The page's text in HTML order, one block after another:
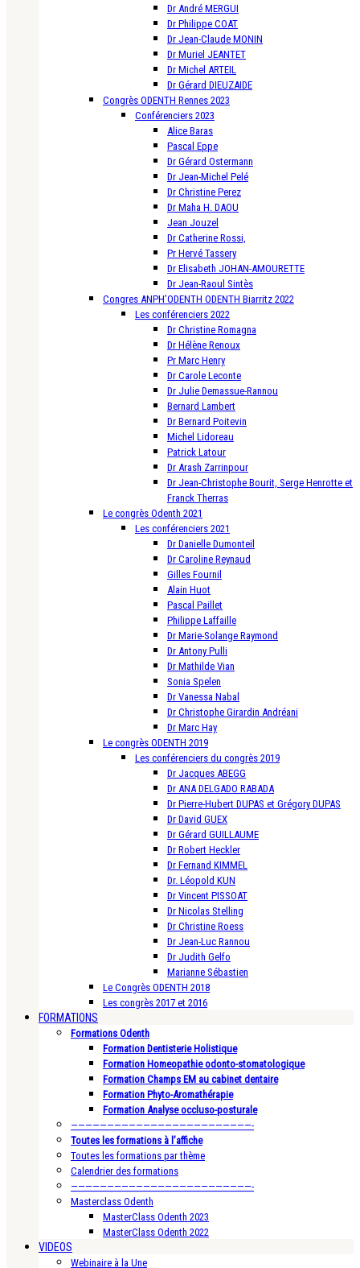
Dr André MERGUI
Dr Philippe COAT
Dr Jean-Claude MONIN
Dr Muriel JEANTET
Dr Michel ARTEIL
Dr Gérard DIEUZAIDE
Congrès ODENTH Rennes 2023
Conférenciers 2023
Alice Baras
Pascal Eppe
Dr Gérard Ostermann
Dr Jean-Michel Pelé
Dr Christine Perez
Dr Maha H. DAOU
Jean Jouzel
Dr Catherine Rossi,
Pr Hervé Tassery
Dr Elisabeth JOHAN-AMOURETTE
Dr Jean-Raoul Sintès
Congres ANPH’ODENTH ODENTH Biarritz 2022
Les conférenciers 2022
Dr Christine Romagna
Dr Hélène Renoux
Pr Marc Henry
Dr Carole Leconte
Dr Julie Demassue-Rannou
Bernard Lambert
Dr Bernard Poitevin
Michel Lidoreau
Patrick Latour
Dr Arash Zarrinpour
Dr Jean-Christophe Bourit, Serge Henrotte et
Franck Therras
Le congrès Odenth 2021
Les conférenciers 2021
Dr Danielle Dumonteil
Dr Caroline Reynaud
Gilles Fournil
Alain Huot
Pascal Paillet
Philippe Laffaille
Dr Marie-Solange Raymond
Dr Antony Pulli
Dr Mathilde Vian
Sonia Spelen
Dr Vanessa Nabal
Dr Christophe Girardin Andréani
Dr Marc Hay
Le congrès ODENTH 2019
Les conférenciers du congrès 2019
Dr Jacques ABEGG
Dr ANA DELGADO RABADA
Dr Pierre-Hubert DUPAS et Grégory DUPAS
Dr David GUEX
Dr Gérard GUILLAUME
Dr Robert Heckler
Dr Fernand KIMMEL
Dr. Léopold KUN
Dr Vincent PISSOAT
Dr Nicolas Stelling
Dr Christine Roess
Dr Jean-Luc Rannou
Dr Judith Gelfo
Marianne Sébastien
Le Congrès ODENTH 2018
Les congrès 2017 et 2016
FORMATIONS
Formations Odenth
Formation Dentisterie Holistique
Formation Homeopathie odonto-stomatologique
Formation Champs EM au cabinet dentaire
Formation Phyto-Aromathérapie
Formation Analyse occluso-posturale
—————————————————————————-
Toutes les formations à l’affiche
Toutes les formations par thème
Calendrier des formations
—————————————————————————-
Masterclass Odenth
MasterClass Odenth 2023
MasterClass Odenth 2022
VIDEOS
Webinaire à la Une